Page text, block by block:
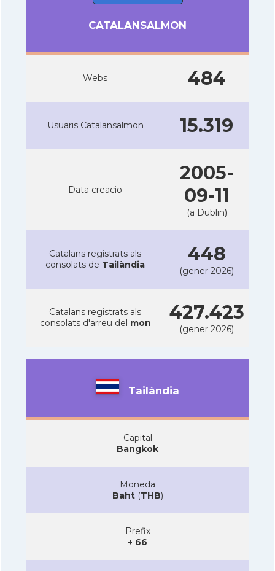
CATALANSALMON
Webs 484
Usuaris Catalansalmon 15.319
Data creacio
2005-
09-11
(a Dublin)
Catalans registrats als
consolats de Tailàndia 448
(gener 2026)
Catalans registrats als
consolats d'arreu del mon 427.423
(gener 2026)
Tailàndia
Capital
Bangkok
Moneda
Baht(THB)
Prefix
+ 66